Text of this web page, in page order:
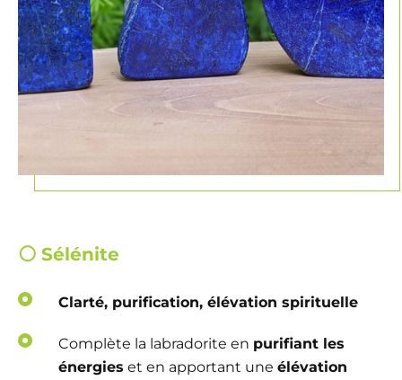
⚪ Sélénite
Clarté, purification, élévation spirituelle
Complète la labradorite en purifiant les
énergies et en apportant une élévation